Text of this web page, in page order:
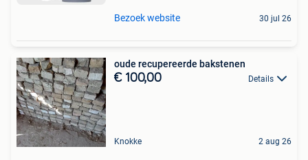
Bezoek website 30 jul 26
oude recupereerde bakstenen
€ 100,00 Details
Knokke 2 aug 26